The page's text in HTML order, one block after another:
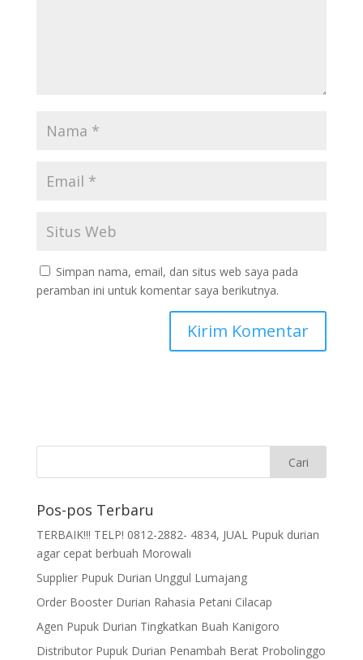
Simpan nama, email, dan situs web saya pada
peramban ini untuk komentar saya berikutnya.
Pos-pos Terbaru
TERBAIK!!! TELP! 0812-2882- 4834, JUAL Pupuk durian
agar cepat berbuah Morowali
Supplier Pupuk Durian Unggul Lumajang
Order Booster Durian Rahasia Petani Cilacap
Agen Pupuk Durian Tingkatkan Buah Kanigoro
Distributor Pupuk Durian Penambah Berat Probolinggo